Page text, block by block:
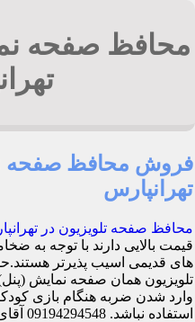
محافظ صفحه
فروش محافظ صفحه
تهرانپارس
محافظ صفحه تلویزیون در
قیمت بالایی دارند با توجه به
های قدیمی اسیب پذیرتر
تلویزیون همان صفحه نمایش
وارد شدن ضربه هنگام بازی
استفاده نباشد. 09194294548 آقای جوادی